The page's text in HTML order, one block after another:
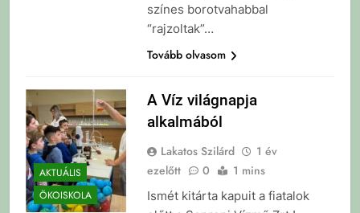
színes borotvahabbal
“rajzoltak”…
Tovább olvasom
AKTUÁLIS
ÖKOISKOLA
A Víz világnapja
alkalmából
Lakatos Szilárd
1 év
ezelőtt
0 1 mins
Ismét kitárta kapuit a fiatalok